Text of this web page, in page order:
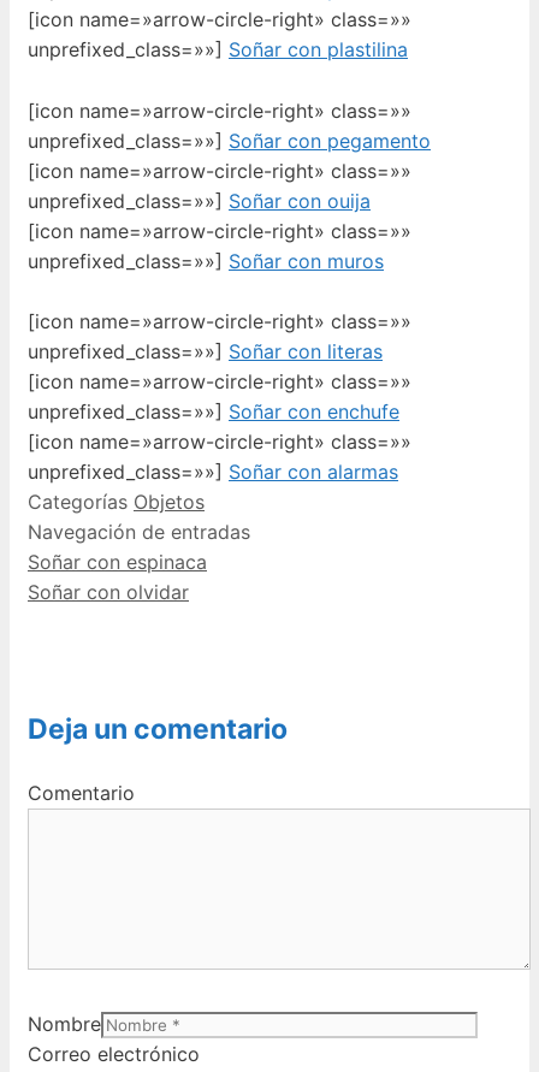
[icon name=»arrow-circle-right» class=»»
unprefixed_class=»»] Soñar con plastilina
[icon name=»arrow-circle-right» class=»»
unprefixed_class=»»] Soñar con pegamento
[icon name=»arrow-circle-right» class=»»
unprefixed_class=»»] Soñar con ouija
[icon name=»arrow-circle-right» class=»»
unprefixed_class=»»] Soñar con muros
[icon name=»arrow-circle-right» class=»»
unprefixed_class=»»] Soñar con literas
[icon name=»arrow-circle-right» class=»»
unprefixed_class=»»] Soñar con enchufe
[icon name=»arrow-circle-right» class=»»
unprefixed_class=»»] Soñar con alarmas
Categorías Objetos
Navegación de entradas
Soñar con espinaca
Soñar con olvidar
Deja un comentario
Comentario
Nombre
Correo electrónico